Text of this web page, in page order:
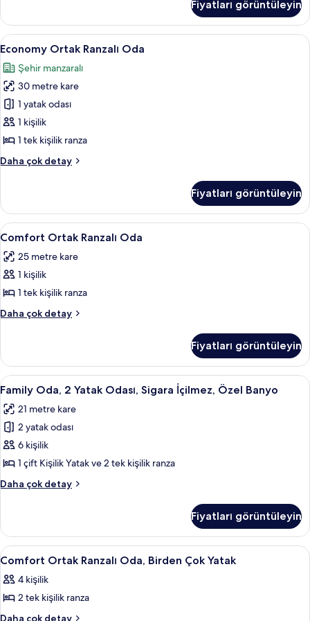
görün
Banyo
hakkında
daha
detay
Fiyatları görüntüleyin
Economy
Ortak
Ranzalı
Oda
için
tüm
fotoğrafları
Economy Ortak Ranzalı Oda | Ses
7
Economy Ortak Ranzalı Oda
Şehir manzaralı
30 metre kare
1 yatak odası
1 kişilik
1 tek kişilik ranza
Daha çok detay
Economy
hakkında
daha
fazla
Fiyatları görüntüleyin
Comfort
Ortak
Ranzalı
Oda
için
tüm
Comfort Ortak Ranzalı Oda | Ses
7
Comfort Ortak Ranzalı Oda
25 metre kare
1 kişilik
1 tek kişilik ranza
Daha çok detay
Comfort
hakkında
daha
fazla
Fiyatları görüntüleyin
Family
Oda,
2
Yatak
Odası,
Sigara
İçilmez,
Özel
için
tüm
fotoğrafları
görün
Family Oda, 2 Yatak Odası, Sigara
5
Family Oda, 2 Yatak Odası, Sigara İçilmez, Özel Banyo
21 metre kare
2 yatak odası
6 kişilik
1 çift Kişilik Yatak ve 2 tek kişilik ranza
Daha çok detay
Family
Odası,
Sigara
İçilmez,
Banyo
hakkında
Fiyatları görüntüleyin
Comfort
Ortak
Ranzalı
Oda,
Birden
Comfort Ortak Ranzalı Oda, Birden
7
Comfort Ortak Ranzalı Oda, Birden Çok Yatak
4 kişilik
2 tek kişilik ranza
Daha çok detay
Comfort